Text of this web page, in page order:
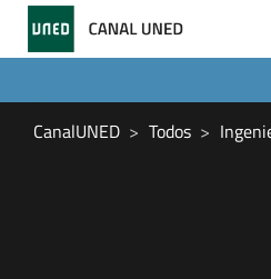
CanalUNED Todos